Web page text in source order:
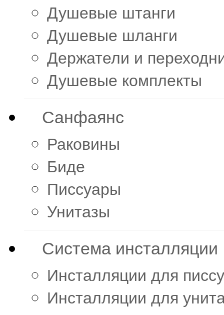
Душевые штанги
Душевые шланги
Держатели и
Душевые комплекты
Санфаянс
Раковины
Биде
Писсуары
Унитазы
Система инсталляции
Инсталляции для
Инсталляции для